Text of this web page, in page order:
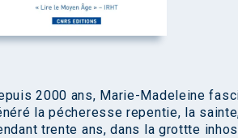
2000 ans, Marie-Madeleine
la pécheresse repentie, la
trente ans, dans la grottte